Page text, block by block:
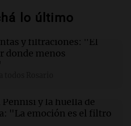
agosto
agosto
lo último
y filtraciones: "El
donde menos
Pennisi y la huella de
"La emoción es el filtro